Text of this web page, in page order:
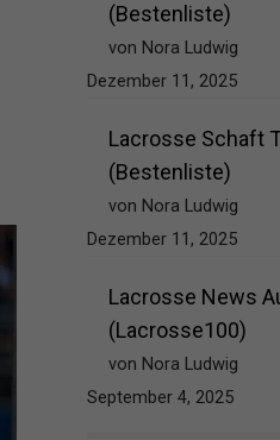
(Bestenliste)
von Nora Ludwig
Dezember 11, 2025
Lacrosse Schaft
(Bestenliste)
von Nora Ludwig
Dezember 11, 2025
Lacrosse News
(Lacrosse100)
von Nora Ludwig
September 4, 2025